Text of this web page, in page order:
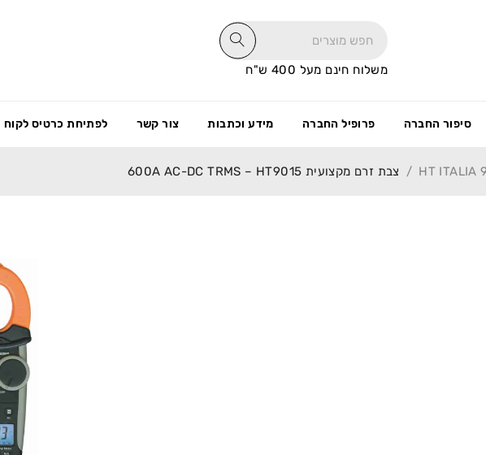
משלוח חינם מעל 400 ש"ח
סיפור החברה פרופיל החברה מידע וכתבות צור קשר לפתיחת כרטיס לקוח
/ צבת זרם מקצועית 600A AC-DC TRMS – HT9015